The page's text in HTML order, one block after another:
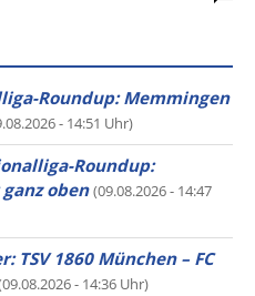
Roundup: Memmingen
- 14:51 Uhr)
Roundup:
oben (09.08.2026 - 14:47
TSV 1860 München – FC
- 14:36 Uhr)